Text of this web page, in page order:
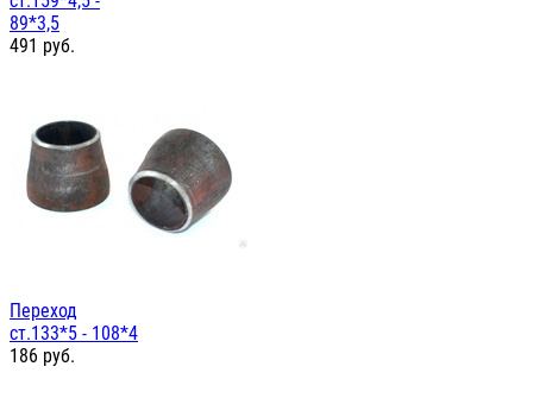
89*3,5
491 руб.
Переход
ст.133*5 - 108*4
186 руб.